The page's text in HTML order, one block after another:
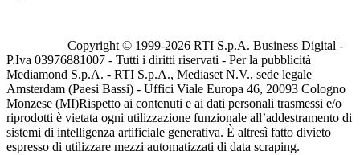
Copyright © 1999-2026 RTI S.p.A. Business Digital -
P.Iva 03976881007 - Tutti i diritti riservati - Per la pubblicità
Mediamond S.p.A. - RTI S.p.A., Mediaset N.V., sede legale
Amsterdam (Paesi Bassi) - Uffici Viale Europa 46, 20093 Cologno
Monzese (MI)Rispetto ai contenuti e ai dati personali trasmessi e/o
riprodotti è vietata ogni utilizzazione funzionale all’addestramento di
sistemi di intelligenza artificiale generativa. È altresì fatto divieto
espresso di utilizzare mezzi automatizzati di data scraping.